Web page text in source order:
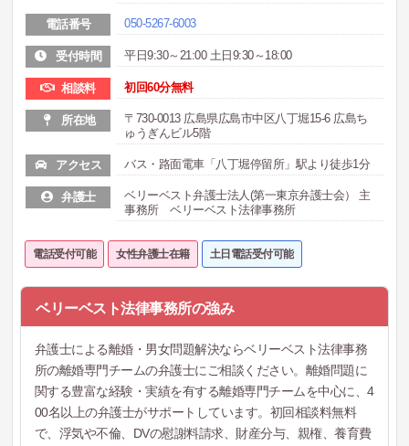
電話番号 050-5267-6003
受付時間 平日9:30～21:00 土日9:30～18:00
相談料 初回60分無料
所在地
〒730-0013 広島県広島市中区八丁堀15-6 広島ち
ゅうぎんビル5階
アクセス バス・路面電車「八丁堀停留所」駅より徒歩1分
弁護士
ベリーベスト弁護士法人(第一東京弁護士会） 主
事務所 ベリーベスト法律事務所
電話受付可能 女性弁護士在籍 土日電話受付可能
ベリーベスト法律事務所の強み
弁護士による離婚・男女問題解決ならベリーベスト法律事務
所の離婚専門チームの弁護士にご相談ください。離婚問題に
関する豊富な経験・実績を有する離婚専門チームを中心に、4
00名以上の弁護士がサポートしています。初回相談料無料
で、浮気や不倫、DVの慰謝料請求、財産分与、親権、養育費